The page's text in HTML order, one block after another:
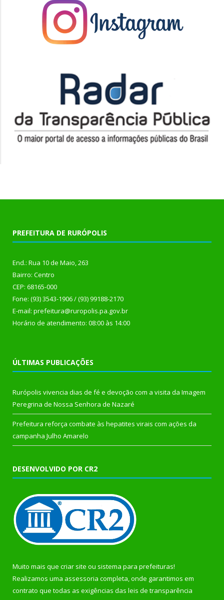
PREFEITURA DE RURÓPOLIS
End.: Rua 10 de Maio, 263
Bairro: Centro
CEP: 68165-000
Fone: (93) 3543-1906 / (93) 99188-2170
E-mail: prefeitura@ruropolis.pa.gov.br
Horário de atendimento: 08:00 às 14:00
ÚLTIMAS PUBLICAÇÕES
Rurópolis vivencia dias de fé e devoção com a visita da Imagem
Peregrina de Nossa Senhora de Nazaré
Prefeitura reforça combate às hepatites virais com ações da
campanha Julho Amarelo
DESENVOLVIDO POR CR2
Muito mais que criar site ou sistema para prefeituras!
Realizamos uma assessoria completa, onde garantimos em
contrato que todas as exigências das leis de transparência